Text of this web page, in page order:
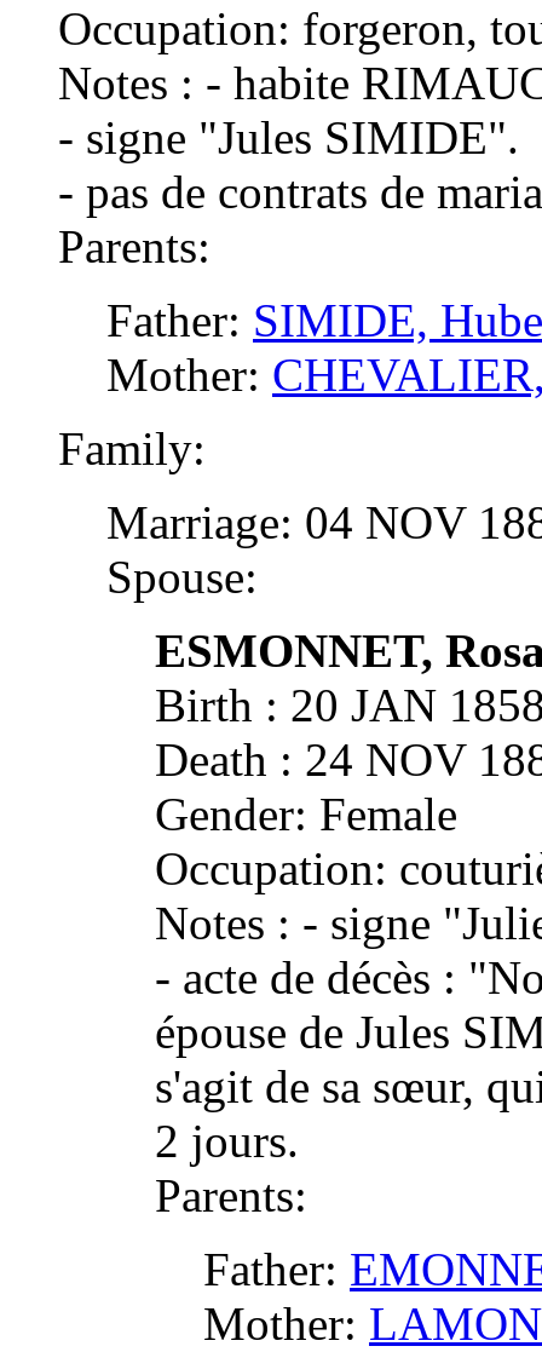
Occupation: forgeron,
Notes : - habite
- signe "Jules SIMIDE".
- pas de contrats de
Parents:
Father: SIMIDE,
Mother:
Family:
Marriage: 04 NOV
Spouse:
ESMONNET,
Birth : 20 JAN
Death : 24 NOV
Gender: Female
Occupation:
Notes : - signe
- acte de décès :
épouse de Jules
s'agit de sa sœur,
2 jours.
Parents:
Father:
Mother: